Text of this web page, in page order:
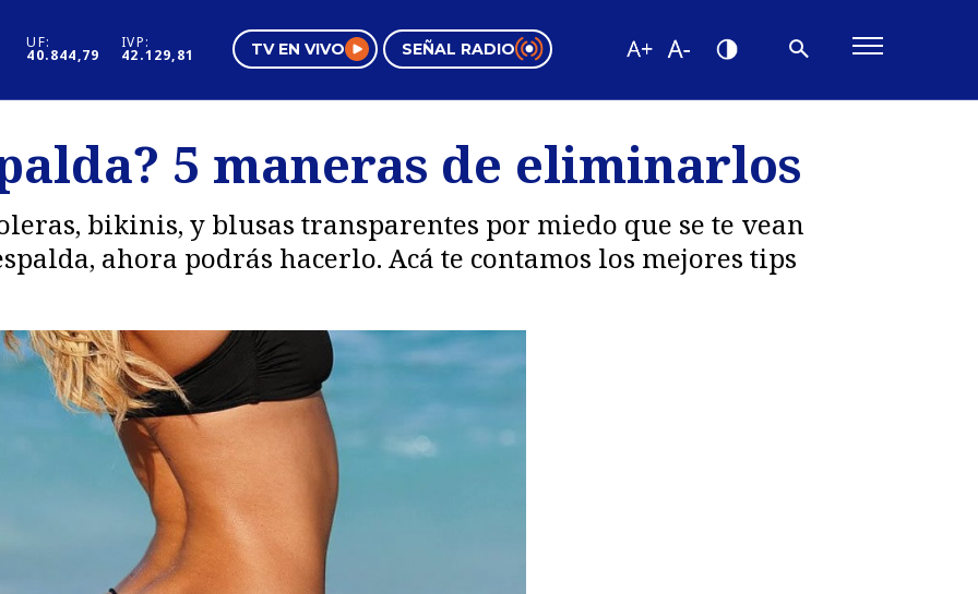
UF:
40.844,79
IVP:
42.129,81 TV EN VIVO SEÑAL RADIO
Negocios
Pura Mujer
Tendencias
Videos
5 maneras de eliminarlos
bikinis, y blusas transparentes por miedo que se te vean
ahora podrás hacerlo. Acá te contamos los mejores tips